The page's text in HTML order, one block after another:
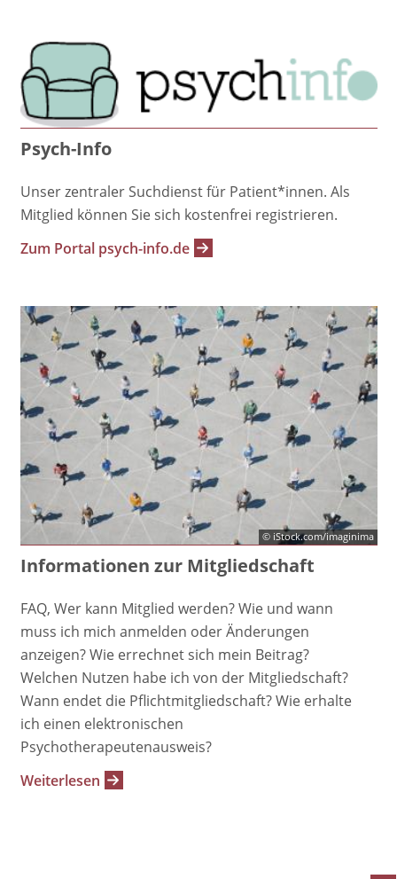
Psych-Info
Unser zentraler Suchdienst für Patient*innen. Als
Mitglied können Sie sich kostenfrei registrieren.
Zum Portal psych-info.de
© iStock.com/imaginima
Informationen zur Mitgliedschaft
FAQ, Wer kann Mitglied werden? Wie und wann
muss ich mich anmelden oder Änderungen
anzeigen? Wie errechnet sich mein Beitrag?
Welchen Nutzen habe ich von der Mitgliedschaft?
Wann endet die Pflichtmitgliedschaft? Wie erhalte
ich einen elektronischen
Psychotherapeutenausweis?
Weiterlesen